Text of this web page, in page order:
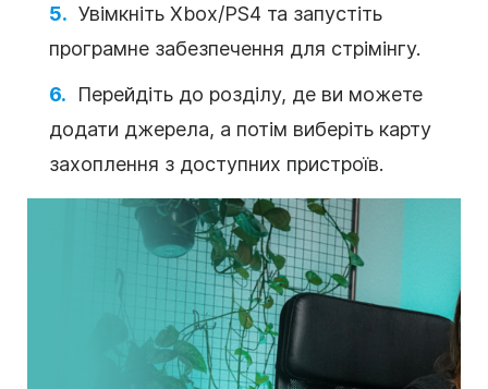
Увімкніть Xbox/PS4 та запустіть
програмне забезпечення для стрімінгу.
Перейдіть до розділу, де ви можете
додати джерела, а потім виберіть карту
захоплення з доступних пристроїв.